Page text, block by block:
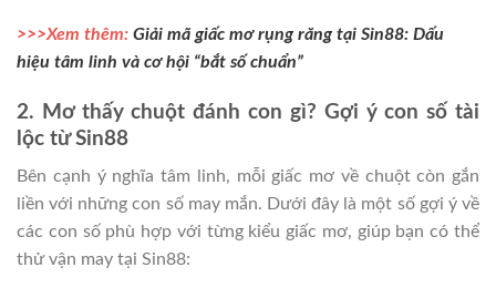
>>>Xem thêm: Giải mã giấc mơ rụng răng tại Sin88: Dấu
hiệu tâm linh và cơ hội “bắt số chuẩn”
2. Mơ thấy chuột đánh con gì? Gợi ý con số tài
lộc từ Sin88
Bên cạnh ý nghĩa tâm linh, mỗi giấc mơ về chuột còn gắn
liền với những con số may mắn. Dưới đây là một số gợi ý về
các con số phù hợp với từng kiểu giấc mơ, giúp bạn có thể
thử vận may tại Sin88: